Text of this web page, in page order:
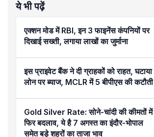
ये भी पढ़ें
एक्शन मोड में RBI, इन 3 फाइनेंस कंपनियों पर
दिखाई सख्ती, लगाया लाखों का जुर्माना
इस प्राइवेट बैंक ने दी ग्राहकों को राहत, घटाया
लोन पर ब्याज, MCLR में 5 बीपीएस की कटौती
Gold Silver Rate: सोने-चांदी की कीमतों में
फिर बदलाव, ये है 7 अगस्त का इंदौर-भोपाल
समेत बड़े शहरों का ताजा भाव